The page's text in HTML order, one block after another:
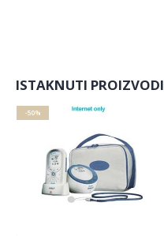
ISTAKNUTI PROIZVODI
-50%